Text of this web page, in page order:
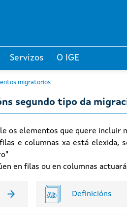
Servizos O IGE
migratorios
segundo tipo da
os elementos que quere incluir
e columnas xa está elexida,
en filas ou en columnas
Definicións